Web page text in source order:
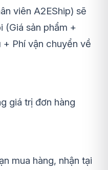
viên A2EShip) sẽ
(Giá sản phẩm +
Phí vận chuyển về
giá trị đơn hàng
mua hàng, nhận tại